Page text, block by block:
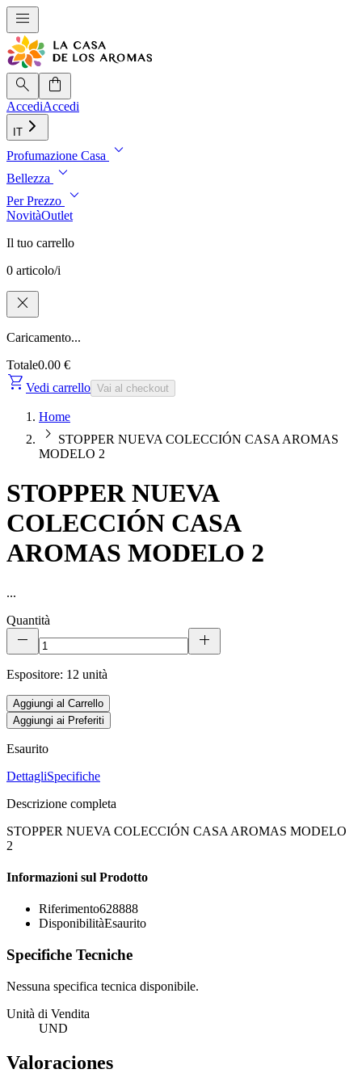
menu
search shopping_bag
AccediAccedi
IT
Profumazione Casa expand_more
Bellezza expand_more
Per Prezzo expand_more
NovitàOutlet
Il tuo carrello
0 articolo/i
close
Caricamento...
Totale0.00 €
shopping_cart Vedi carrello Vai al checkout
Home
chevron_right STOPPER NUEVA COLECCIÓN CASA AROMAS
MODELO 2
STOPPER NUEVA
COLECCIÓN CASA
AROMAS MODELO 2
...
Quantità
remove add
Espositore: 12 unità
Aggiungi al Carrello
Aggiungi ai Preferiti
Esaurito
DettagliSpecifiche
Descrizione completa
STOPPER NUEVA COLECCIÓN CASA AROMAS MODELO
2
Informazioni sul Prodotto
Riferimento628888
DisponibilitàEsaurito
Specifiche Tecniche
Nessuna specifica tecnica disponibile.
Unità di Vendita
UND
Valoraciones